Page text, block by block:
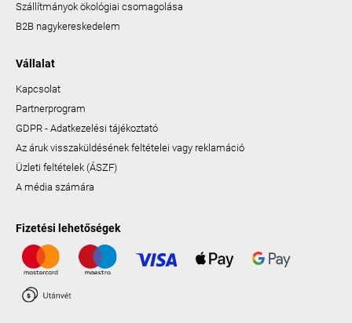
Szállítmányok ökológiai csomagolása
B2B nagykereskedelem
Vállalat
Kapcsolat
Partnerprogram
GDPR - Adatkezelési tájékoztató
Az áruk visszaküldésének feltételei vagy reklamáció
Üzleti feltételek (ÁSZF)
A média számára
Fizetési lehetőségek